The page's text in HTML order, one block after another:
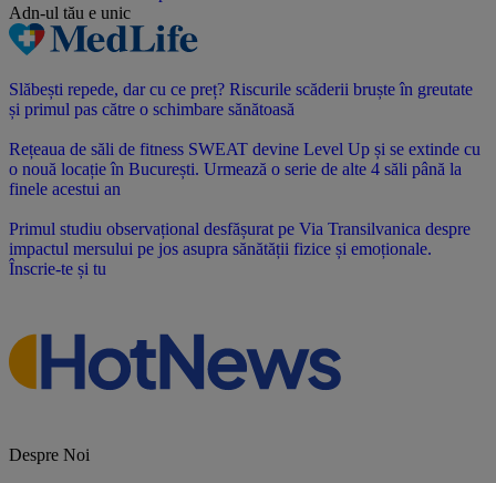
Adn-ul tău e unic
Slăbești repede, dar cu ce preț? Riscurile scăderii bruște în greutate
și primul pas către o schimbare sănătoasă
Rețeaua de săli de fitness SWEAT devine Level Up și se extinde cu
o nouă locație în București. Urmează o serie de alte 4 săli până la
finele acestui an
Primul studiu observațional desfășurat pe Via Transilvanica despre
impactul mersului pe jos asupra sănătății fizice și emoționale.
Înscrie-te și tu
Despre Noi